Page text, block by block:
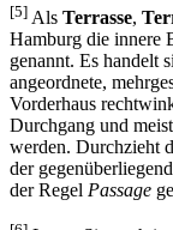
[5] Als Terrasse,
Hamburg die innere
genannt. Es handelt
angeordnete,
Vorderhaus
Durchgang und
werden. Durchzieht
der
der Regel Passage